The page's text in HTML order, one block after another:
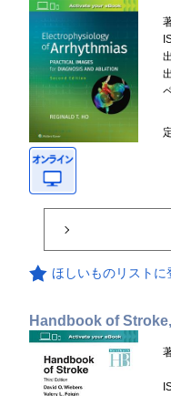
ほしいものリストに
Handbook of